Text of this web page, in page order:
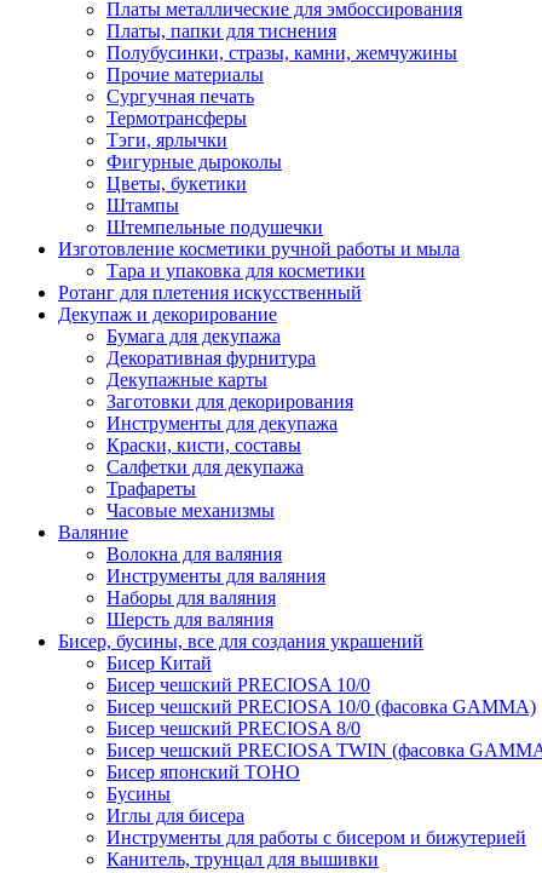
Платы металлические для эмбоссирования
Платы, папки для тиснения
Полубусинки, стразы, камни, жемчужины
Прочие материалы
Сургучная печать
Термотрансферы
Тэги, ярлычки
Фигурные дыроколы
Цветы, букетики
Штампы
Штемпельные подушечки
Изготовление косметики ручной работы и мыла
Тара и упаковка для косметики
Ротанг для плетения искусственный
Декупаж и декорирование
Бумага для декупажа
Декоративная фурнитура
Декупажные карты
Заготовки для декорирования
Инструменты для декупажа
Краски, кисти, составы
Салфетки для декупажа
Трафареты
Часовые механизмы
Валяние
Волокна для валяния
Инструменты для валяния
Наборы для валяния
Шерсть для валяния
Бисер, бусины, все для создания украшений
Бисер Китай
Бисер чешский PRECIOSA 10/0
Бисер чешский PRECIOSA 10/0 (фасовка GAMMA)
Бисер чешский PRECIOSA 8/0
Бисер чешский PRECIOSA TWIN (фасовка
Бисер японский TOHO
Бусины
Иглы для бисера
Инструменты для работы с бисером и бижутерией
Канитель, трунцал для вышивки